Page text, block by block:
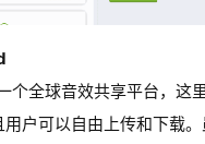
个全球音效共享平台，这
户可以自由上传和下载